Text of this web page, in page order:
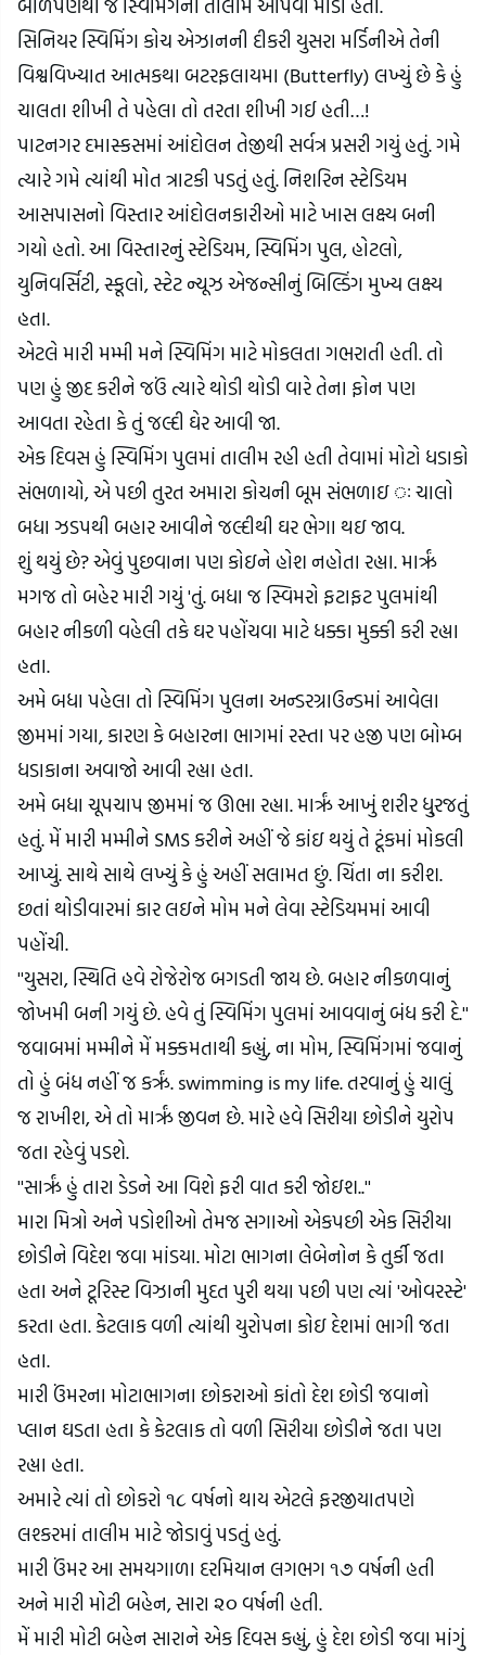
બાળપણથી જ સ્વિમિંગની તાલીમ આપવા માંડી હતી.
સિનિયર સ્વિમિંગ કોચ એઝાનની દીકરી યુસરા મર્ડિનીએ તેની
વિશ્વવિખ્યાત આત્મકથા બટરફલાયમા (Butterfly) લખ્યું છે કે હું
ચાલતા શીખી તે પહેલા તો તરતા શીખી ગઈ હતી…!
પાટનગર દમાસ્કસમાં આંદોલન તેજીથી સર્વત્ર પ્રસરી ગયું હતું. ગમે
ત્યારે ગમે ત્યાંથી મોત ત્રાટકી પડતું હતું. નિશરિન સ્ટેડિયમ
આસપાસનો વિસ્તાર આંદોલનકારીઓ માટે ખાસ લક્ષ્ય બની
ગયો હતો. આ વિસ્તારનું સ્ટેડિયમ, સ્વિમિંગ પુલ, હોટલો,
યુનિવર્સિટી, સ્કૂલો, સ્ટેટ ન્યૂઝ એજન્સીનું બિલ્ડિંગ મુખ્ય લક્ષ્ય
હતા.
એટલે મારી મમ્મી મને સ્વિમિંગ માટે મોકલતા ગભરાતી હતી. તો
પણ હું જીદ કરીને જઉં ત્યારે થોડી થોડી વારે તેના ફોન પણ
આવતા રહેતા કે તું જલ્દી ઘેર આવી જા.
એક દિવસ હું સ્વિમિંગ પુલમાં તાલીમ રહી હતી તેવામાં મોટો ધડાકો
સંભળાયો, એ પછી તુરત અમારા કોચની બૂમ સંભળાઇ ઃ ચાલો
બધા ઝડપથી બહાર આવીને જલ્દીથી ઘર ભેગા થઇ જાવ.
શું થયું છે? એવું પુછવાના પણ કોઇને હોશ નહોતા રહ્યા. મારૃં
મગજ તો બહેર મારી ગયું 'તું. બધા જ સ્વિમરો ફટાફટ પુલમાંથી
બહાર નીકળી વહેલી તકે ઘર પહોંચવા માટે ધક્કા મુક્કી કરી રહ્યા
હતા.
અમે બધા પહેલા તો સ્વિમિંગ પુલના અન્ડરગ્રાઉન્ડમાં આવેલા
જીમમાં ગયા, કારણ કે બહારના ભાગમાં રસ્તા પર હજી પણ બોમ્બ
ધડાકાના અવાજો આવી રહ્યા હતા.
અમે બધા ચૂપચાપ જીમમાં જ ઊભા રહ્યા. મારૃં આખું શરીર ધુ્રજતું
હતું. મેં મારી મમ્મીને SMS કરીને અહીં જે કાંઇ થયું તે ટૂંકમાં મોકલી
આપ્યું. સાથે સાથે લખ્યું કે હું અહીં સલામત છું. ચિંતા ના કરીશ.
છતાં થોડીવારમાં કાર લઇને મોમ મને લેવા સ્ટેડિયમમાં આવી
પહોંચી.
''યુસરા, સ્થિતિ હવે રોજેરોજ બગડતી જાય છે. બહાર નીકળવાનું
જોખમી બની ગયું છે. હવે તું સ્વિમિંગ પુલમાં આવવાનું બંધ કરી દે.''
જવાબમાં મમ્મીને મેં મક્કમતાથી કહ્યું, ના મોમ, સ્વિમિંગમાં જવાનું
તો હું બંધ નહીં જ કરૃં. swimming is my life. તરવાનું હું ચાલું
જ રાખીશ, એ તો મારૃં જીવન છે. મારે હવે સિરીયા છોડીને યુરોપ
જતા રહેવું પડશે.
''સારૃં હું તારા ડેડને આ વિશે ફરી વાત કરી જોઇશ..''
મારા મિત્રો અને પડોશીઓ તેમજ સગાઓ એકપછી એક સિરીયા
છોડીને વિદેશ જવા માંડયા. મોટા ભાગના લેબેનોન કે તુર્કી જતા
હતા અને ટૂરિસ્ટ વિઝાની મુદત પુરી થયા પછી પણ ત્યાં 'ઓવરસ્ટે'
કરતા હતા. કેટલાક વળી ત્યાંથી યુરોપના કોઇ દેશમાં ભાગી જતા
હતા.
મારી ઉંમરના મોટાભાગના છોકરાઓ કાંતો દેશ છોડી જવાનો
પ્લાન ઘડતા હતા કે કેટલાક તો વળી સિરીયા છોડીને જતા પણ
રહ્યા હતા.
અમારે ત્યાં તો છોકરો ૧૮ વર્ષનો થાય એટલે ફરજીયાતપણે
લશ્કરમાં તાલીમ માટે જોડાવું પડતું હતું.
મારી ઉંમર આ સમયગાળા દરમિયાન લગભગ ૧૭ વર્ષની હતી
અને મારી મોટી બહેન, સારા ૨૦ વર્ષની હતી.
મેં મારી મોટી બહેન સારાને એક દિવસ કહ્યું, હું દેશ છોડી જવા માંગું